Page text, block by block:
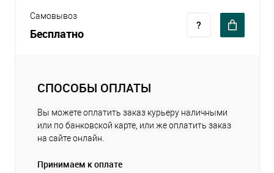
Самовывоз
Бесплатно
СПОСОБЫ ОПЛАТЫ
Вы можете оплатить заказ курьеру наличными
или по банковской карте, или же оплатить заказ
на сайте онлайн.
Принимаем к оплате